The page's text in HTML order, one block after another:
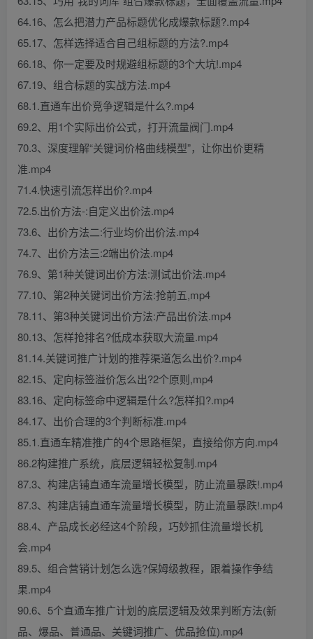
64.16、怎么把潜力产品标题优化成爆款标题?.mp4
65.17、怎样选择适合自己组标题的方法?.mp4
66.18、你一定要及时规避组标题的3个大坑!.mp4
67.19、组合标题的实战方法.mp4
68.1.直通车出价竞争逻辑是什么?.mp4
69.2、用1个实际出价公式，打开流量阀门.mp4
70.3、深度理解“关键词价格曲线模型”，让你出价更精
准.mp4
71.4.快速引流怎样出价?.mp4
72.5.出价方法-:自定义出价法.mp4
73.6、出价方法二:行业均价出价法.mp4
74.7、出价方法三:2端出价法.mp4
76.9、第1种关键词出价方法:测试出价法.mp4
77.10、第2种关键词出价方法:抢前五,mp4
78.11、第3种关键词出价方法:产品出价法.mp4
80.13、怎样抢排名?低成本获取大流量.mp4
81.14.关键词推广计划的推荐渠道怎么出价?.mp4
82.15、定向标签溢价怎么出?2个原则,mp4
83.16、定向标签命中逻辑是什么?怎样扣?.mp4
84.17、出价合理的3个判断标准.mp4
85.1.直通车精准推广的4个思路框架，直接给你方向.mp4
86.2构建推广系统，底层逻辑轻松复制.mp4
87.3、构建店铺直通车流量增长模型，防止流量暴跌!.mp4
87.3、构建店铺直通车流量增长模型，防止流量暴跌!.mp4
88.4、产品成长必经这4个阶段，巧妙抓住流量增长机
会.mp4
89.5、组合营销计划怎么选?保姆级教程，跟着操作争结
果.mp4
90.6、5个直通车推广计划的底层逻辑及效果判断方法(新
品、爆品、普通品、关键词推广、优品抢位).mp4